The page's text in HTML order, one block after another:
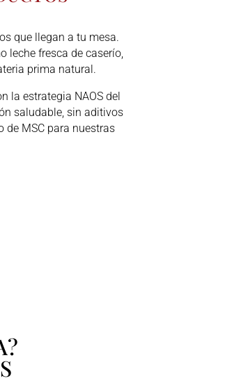
que llegan a tu mesa.
leche fresca de caserío,
prima natural.
la estrategia NAOS del
saludable, sin aditivos
de MSC para nuestras